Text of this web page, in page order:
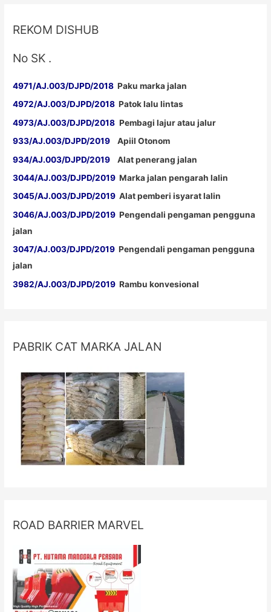
REKOM DISHUB
No SK .
4971/AJ.003/DJPD/2018 Paku marka jalan
4972/AJ.003/DJPD/2018 Patok lalu lintas
4973/AJ.003/DJPD/2018 Pembagi lajur atau jalur
933/AJ.003/DJPD/2019 Apiil Otonom
934/AJ.003/DJPD/2019 Alat penerang jalan
3044/AJ.003/DJPD/2019 Marka jalan pengarah lalin
3045/AJ.003/DJPD/2019 Alat pemberi isyarat lalin
3046/AJ.003/DJPD/2019 Pengendali pengaman pengguna
jalan
3047/AJ.003/DJPD/2019 Pengendali pengaman pengguna
jalan
3982/AJ.003/DJPD/2019 Rambu konvesional
PABRIK CAT MARKA JALAN
ROAD BARRIER MARVEL